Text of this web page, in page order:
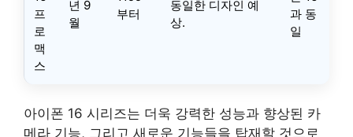
프
로
맥
스
년 9
월
부터
동일한 디자인 예
상.
과 동
일
아이폰 16 시리즈는 더욱 강력한 성능과 향상된 카
메라 기능, 그리고 새로운 기능들을 탑재할 것으로